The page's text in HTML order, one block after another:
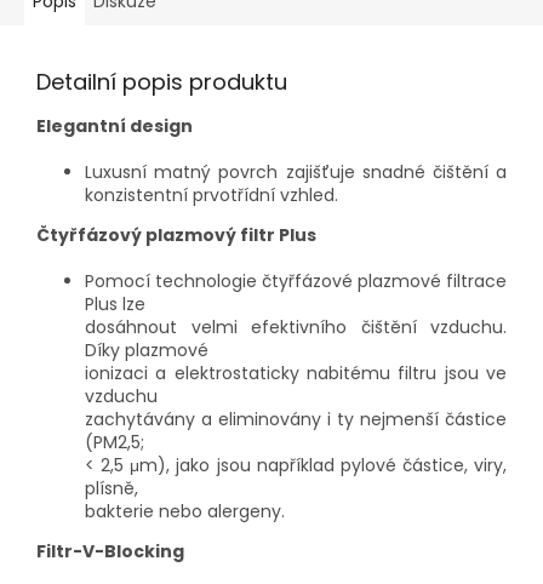
Detailní popis produktu
Elegantní design
Luxusní matný povrch zajišťuje snadné čištění a
konzistentní prvotřídní vzhled.
Čtyřfázový plazmový filtr Plus
Pomocí technologie čtyřfázové plazmové filtrace
Plus lze
dosáhnout velmi efektivního čištění vzduchu.
Díky plazmové
ionizaci a elektrostaticky nabitému filtru jsou ve
vzduchu
zachytávány a eliminovány i ty nejmenší částice
(PM2,5;
< 2,5 μm), jako jsou například pylové částice, viry,
plísně,
bakterie nebo alergeny.
Filtr-V-Blocking